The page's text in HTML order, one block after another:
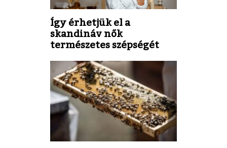
Így érhetjük el a
skandináv nők
természetes szépségét